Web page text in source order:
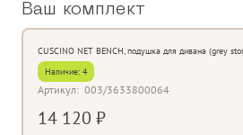
Ваш комплект
CUSCINO NET BENCH, подушка для дивана (grey
Наличие: 4
Артикул: 003/3633800064
14 120 ₽